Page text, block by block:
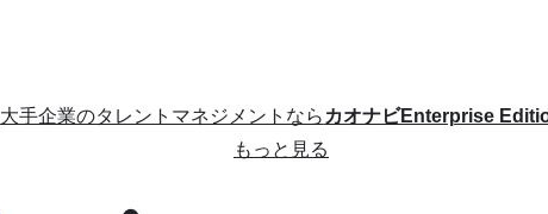
大手企業のタレントマネジメントならカオナビEnterprise
もっと見る